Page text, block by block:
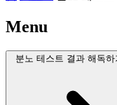
Menu
분노 테스트 결과 해독